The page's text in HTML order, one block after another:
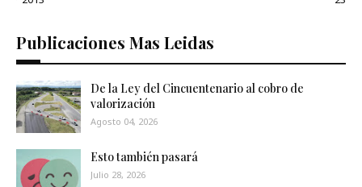
Publicaciones Mas Leidas
De la Ley del Cincuentenario al cobro de
valorización
Agosto 04, 2026
Esto también pasará
Julio 28, 2026